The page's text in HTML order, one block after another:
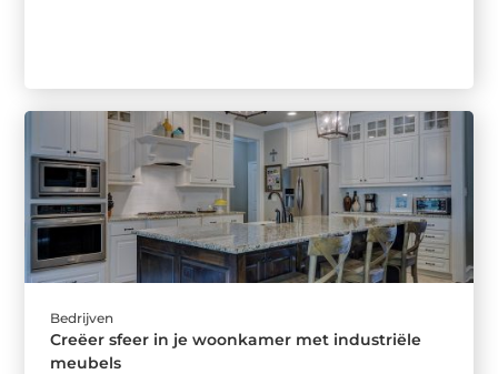
Bedrijven
Creëer sfeer in je woonkamer met industriële
meubels